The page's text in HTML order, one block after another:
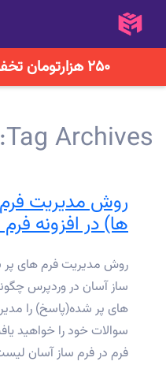
۲۵۰ هزارتومان تخفیف! اینجا را کلیک کنید
Tag Archives:
روش مدیریت
ها) در افزونه
روش مدیریت فرم های پر
ساز آسان در وردپرس
های پر شده(پاسخ) را
سوالات خود را خواهید
فرم در فرم ساز آسان